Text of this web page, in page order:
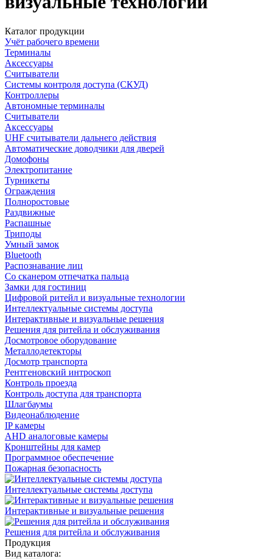
Каталог продукции
Учёт рабочего времени
Терминалы
Аксессуары
Считыватели
Системы контроля доступа (СКУД)
Контроллеры
Автономные терминалы
Считыватели
Аксессуары
UHF считыватели дальнего действия
Автоматические доводчики для дверей
Домофоны
Электропитание
Турникеты
Ограждения
Полноростовые
Раздвижные
Распашные
Триподы
Умный замок
Bluetooth
Распознавание лиц
Со сканером отпечатка пальца
Замки для гостиниц
Цифровой ритейл и визуальные технологии
Интеллектуальные системы доступа
Интерактивные и визуальные решения
Решения для ритейла и обслуживания
Досмотровое оборудование
Металлодетекторы
Досмотр транспорта
Рентгеновский интроскоп
Контроль проезда
Контроль доступа для транспорта
Шлагбаумы
Видеонаблюдение
IP камеры
AHD аналоговые камеры
Кронштейны для камер
Программное обеспечение
Пожарная безопасность
Интеллектуальные системы доступа
Интерактивные и визуальные решения
Решения для ритейла и обслуживания
Продукция
Вид каталога: